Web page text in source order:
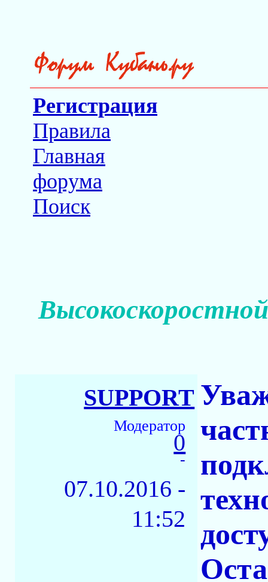
Регистрация
Правила
Главная
форума
Поиск
SUPPORT
Модератор
0
-
07.10.2016 -
11:52